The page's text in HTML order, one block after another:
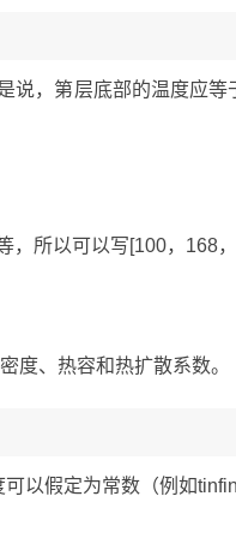
说，第层底部的温度应
，所以可以写[100，168，
度、热容和热扩散系数。
以假定为常数（例如